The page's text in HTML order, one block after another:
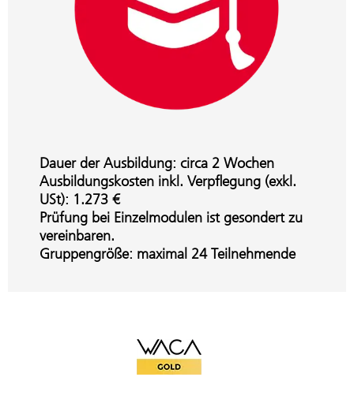
Dauer der Ausbildung: circa 2 Wochen
Ausbildungskosten inkl. Verpflegung (exkl.
USt): 1.273 €
Prüfung bei Einzelmodulen ist gesondert zu
vereinbaren.
Gruppengröße: maximal 24 Teilnehmende
WACA Gold